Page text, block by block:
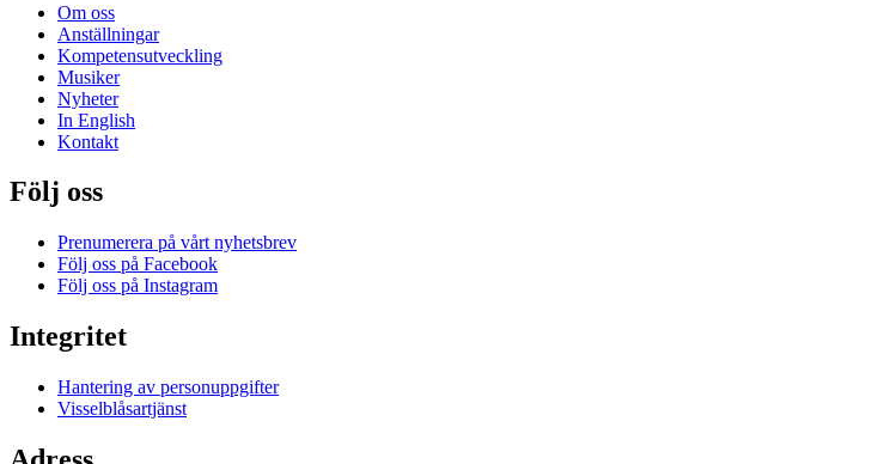
Om oss
Anställningar
Kompetensutveckling
Musiker
Nyheter
In English
Kontakt
Följ oss
Prenumerera på vårt nyhetsbrev
Följ oss på Facebook
Följ oss på Instagram
Integritet
Hantering av personuppgifter
Visselblåsartjänst